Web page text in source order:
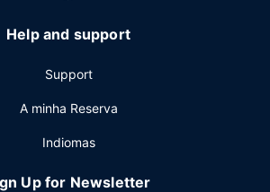
e de salas de reuniões, com uma
metros quadrados. Há estacionamento
Help and support
Support
A minha Reserva
Indiomas
Up for Newsletter